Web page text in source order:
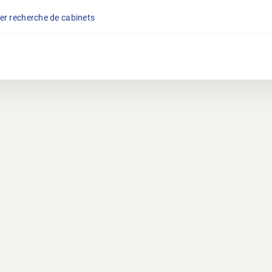
recherche de cabinets